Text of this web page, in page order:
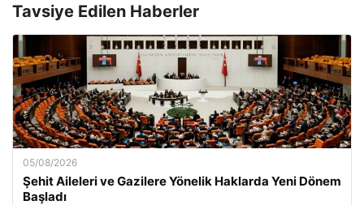
Tavsiye Edilen Haberler
05/08/2026
Şehit Aileleri ve Gazilere Yönelik Haklarda Yeni Dönem
Başladı